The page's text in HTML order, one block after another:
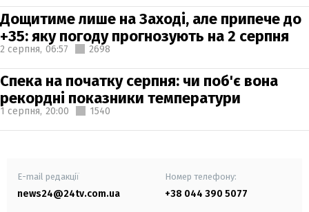
Дощитиме лише на Заході, але припече до
+35: яку погоду прогнозують на 2 серпня
2 серпня, 06:57 2698
Спека на початку серпня: чи поб'є вона
рекордні показники температури
1 серпня, 20:00 1540
E-mail редакції
news24@24tv.com.ua
Номер телефону:
+38 044 390 5077